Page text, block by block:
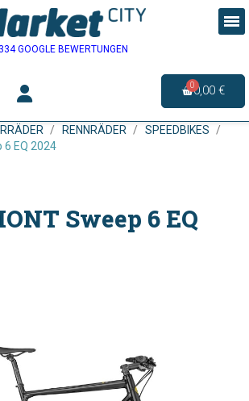
334 GOOGLE BEWERTUNGEN
0,00 €
RENNRÄDER
SPEEDBIKES
6 EQ 2024
Sweep 6 EQ